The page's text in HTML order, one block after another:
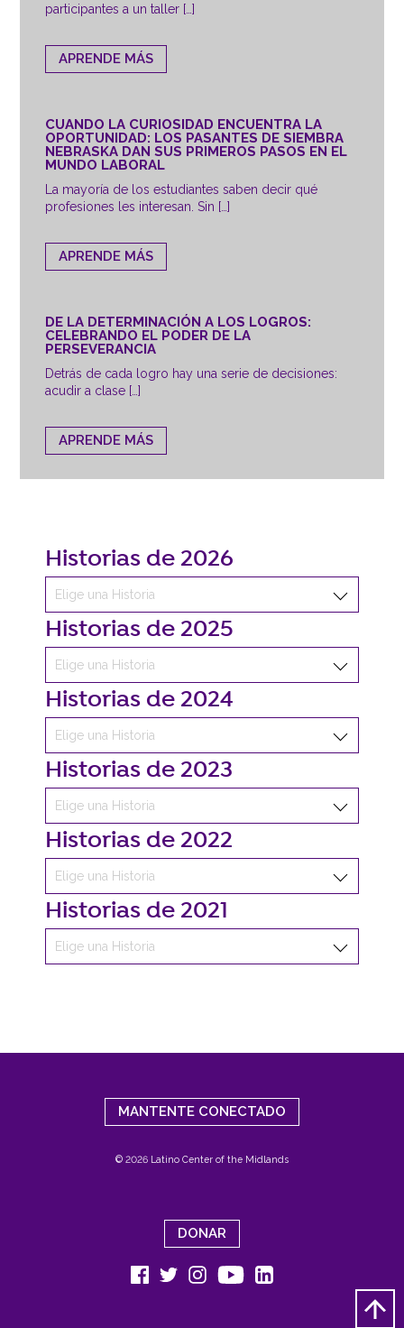
participantes a un taller […]
APRENDE MÁS
CUANDO LA CURIOSIDAD ENCUENTRA LA
OPORTUNIDAD: LOS PASANTES DE SIEMBRA
NEBRASKA DAN SUS PRIMEROS PASOS EN EL
MUNDO LABORAL
La mayoría de los estudiantes saben decir qué
profesiones les interesan. Sin […]
APRENDE MÁS
DE LA DETERMINACIÓN A LOS LOGROS:
CELEBRANDO EL PODER DE LA
PERSEVERANCIA
Detrás de cada logro hay una serie de decisiones:
acudir a clase […]
APRENDE MÁS
Historias de 2026
Historias de 2025
Historias de 2024
Historias de 2023
Historias de 2022
Historias de 2021
MANTENTE CONECTADO
© 2026 Latino Center of the Midlands
DONAR